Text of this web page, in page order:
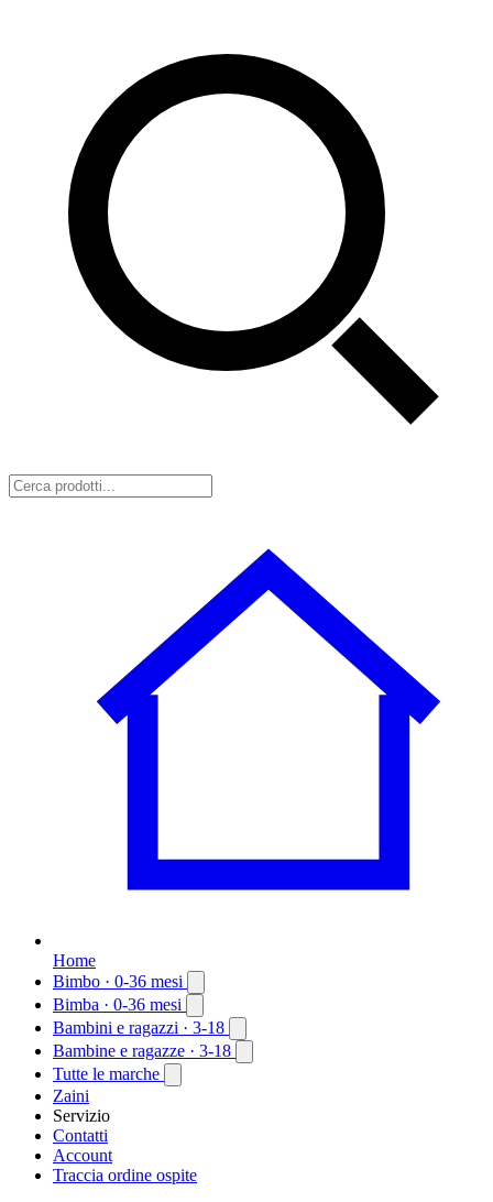
Home
Bimbo · 0-36 mesi
Bimba · 0-36 mesi
Bambini e ragazzi · 3-18
Bambine e ragazze · 3-18
Tutte le marche
Zaini
Servizio
Contatti
Account
Traccia ordine ospite